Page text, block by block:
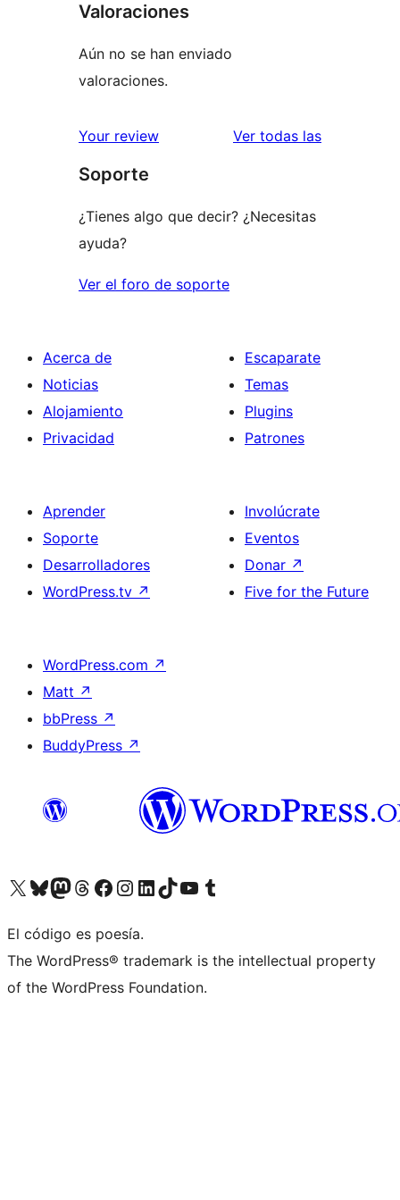
Valoraciones
Aún no se han enviado
valoraciones.
Your review Ver todas las
Soporte
¿Tienes algo que decir? ¿Necesitas
ayuda?
Ver el foro de soporte
Acerca de
Noticias
Alojamiento
Privacidad
Escaparate
Temas
Plugins
Patrones
Aprender
Soporte
Desarrolladores
WordPress.tv ↗
Involúcrate
Eventos
Donar ↗
Five for the Future
WordPress.com ↗
Matt ↗
bbPress ↗
BuddyPress ↗
Visita nuestra cuenta de X (anteriormente Twitter)
Visita nuestra cuenta de Bluesky
Visita nuestra cuenta de Mastodon
Visita nuestra cuenta de Threads
Visita nuestra página de Facebook
Visita nuestra cuenta de Instagram
Visita nuestra cuenta de LinkedIn
Visita nuestra cuenta de TikTok
Visita nuestro canal de YouTube
Visita nuestra cuenta de Tumblr
El código es poesía.
The WordPress® trademark is the intellectual property
of the WordPress Foundation.